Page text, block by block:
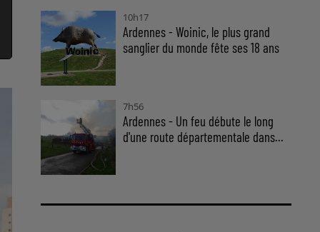
10h17
Ardennes - Woinic, le plus grand
sanglier du monde fête ses 18 ans
7h56
Ardennes - Un feu débute le long
d'une route départementale dans...